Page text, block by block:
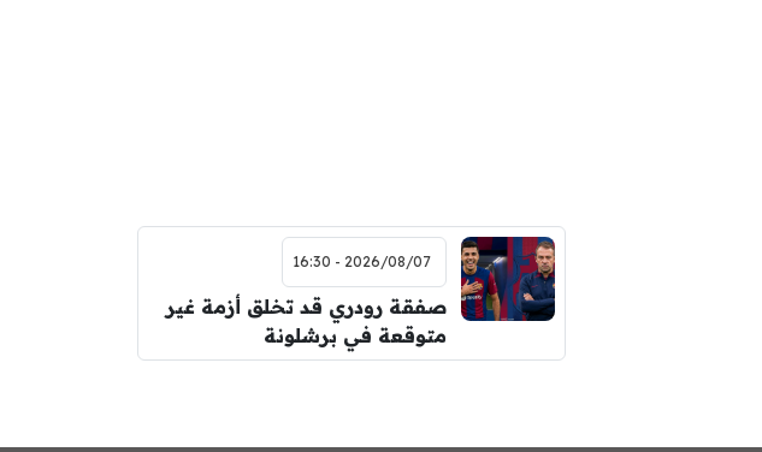
2026/08/07 - 16:30
صفقة رودري قد تخلق أزمة غير
متوقعة في برشلونة